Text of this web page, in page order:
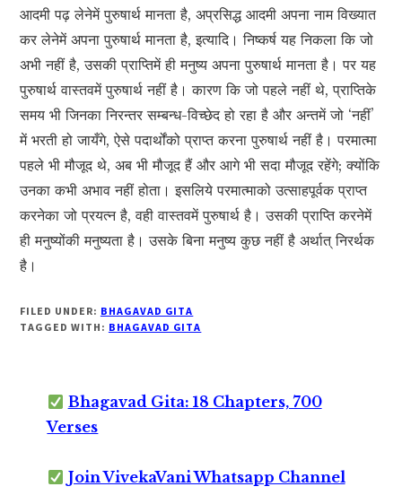
आदमी पढ़ लेनेमें पुरुषार्थ मानता है, अप्रसिद्ध आदमी अपना नाम विख्यात
कर लेनेमें अपना पुरुषार्थ मानता है, इत्यादि। निष्कर्ष यह निकला कि जो
अभी नहीं है, उसकी प्राप्तिमें ही मनुष्य अपना पुरुषार्थ मानता है। पर यह
पुरुषार्थ वास्तवमें पुरुषार्थ नहीं है। कारण कि जो पहले नहीं थे, प्राप्तिके
समय भी जिनका निरन्तर सम्बन्ध-विच्छेद हो रहा है और अन्तमें जो ‘नहीं’
में भरती हो जायँगे, ऐसे पदार्थोंको प्राप्त करना पुरुषार्थ नहीं है। परमात्मा
पहले भी मौजूद थे, अब भी मौजूद हैं और आगे भी सदा मौजूद रहेंगे; क्योंकि
उनका कभी अभाव नहीं होता। इसलिये परमात्माको उत्साहपूर्वक प्राप्त
करनेका जो प्रयत्न है, वही वास्तवमें पुरुषार्थ है। उसकी प्राप्ति करनेमें
ही मनुष्योंकी मनुष्यता है। उसके बिना मनुष्य कुछ नहीं है अर्थात् निरर्थक
है।
FILED UNDER: BHAGAVAD GITA
TAGGED WITH: BHAGAVAD GITA
Bhagavad Gita: 18 Chapters, 700
Verses
Join VivekaVani Whatsapp Channel